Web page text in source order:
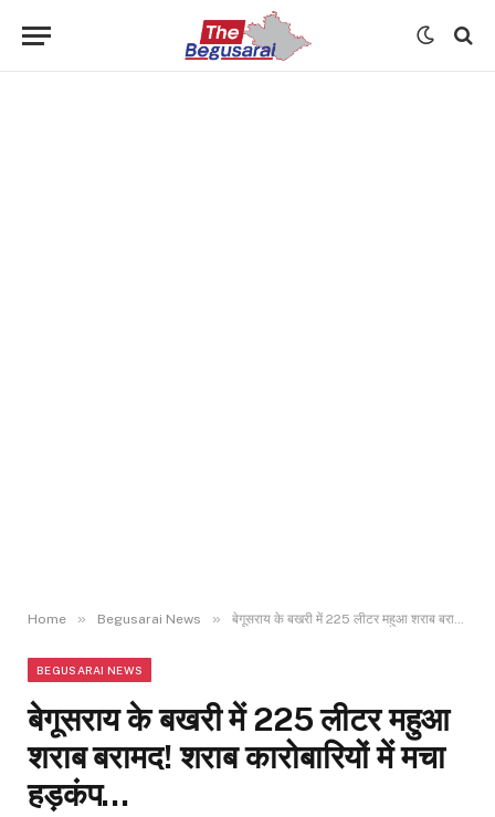
Home » Begusarai News » बेगूसराय के बखरी में 225 लीटर महुआ शराब बरामद! शराब कारोबारियों में मचा हड़कंप…
BEGUSARAI NEWS
बेगूसराय के बखरी में 225 लीटर महुआ
शराब बरामद! शराब कारोबारियों में मचा
हड़कंप…